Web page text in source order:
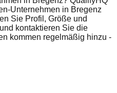
Unternehmen in Bregenz
Sie Profil, Größe und
kontaktieren Sie die
kommen regelmäßig hinzu -